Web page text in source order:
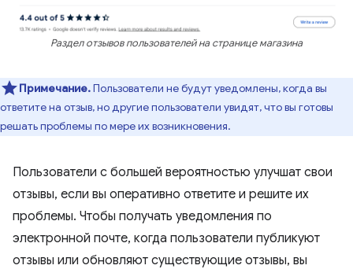
Раздел отзывов пользователей на странице магазина
Примечание.Пользователи не будут уведомлены, когда вы
ответите на отзыв, но другие пользователи увидят, что вы готовы
решать проблемы по мере их возникновения.
Пользователи с большей вероятностью улучшат свои
отзывы, если вы оперативно ответите и решите их
проблемы. Чтобы получать уведомления по
электронной почте, когда пользователи публикуют
отзывы или обновляют существующие отзывы, вы